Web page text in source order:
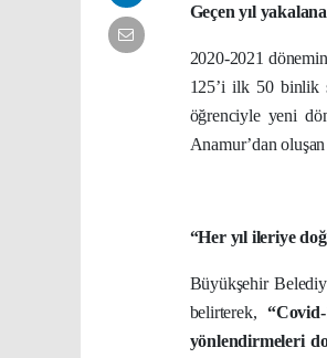
Geçen yıl
2020-2021
125’i ilk 50 binlik
öğrenciyle yeni
Anamur’dan
“Her yıl ileriye
Büyükşehir
belirterek,
yönlendirmeleri